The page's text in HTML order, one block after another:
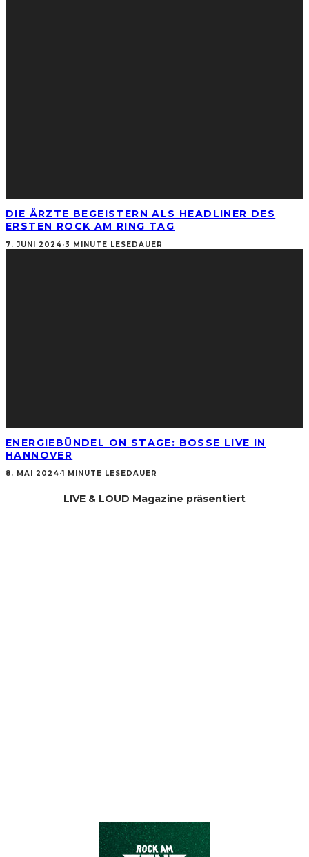
DIE ÄRZTE BEGEISTERN ALS HEADLINER DES
ERSTEN ROCK AM RING TAG
7. JUNI 2024·3 MINUTE LESEDAUER
ENERGIEBÜNDEL ON STAGE: BOSSE LIVE IN
HANNOVER
8. MAI 2024·1 MINUTE LESEDAUER
LIVE & LOUD Magazine präsentiert